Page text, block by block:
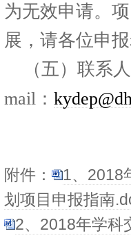
为无效申请。
展，请各位申
（五）联系
mail ：
附件：
1、2018
划项目申报指南
2、2018年学科